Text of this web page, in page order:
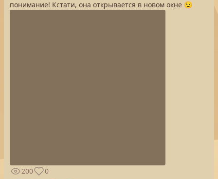
понимание! Кстати, она открывается в новом окне 😉
200
0